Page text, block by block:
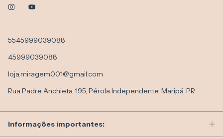
5545999039088
45999039088
loja.miragem001@gmail.com
Rua Padre Anchieta, 195, Pérola Independente, Maripá, PR
Informações importantes: